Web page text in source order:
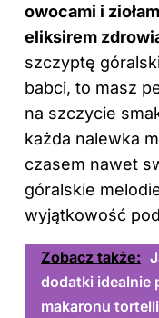
owocami i
eliksirem
szczyptę
babci, to masz
na szczycie
każda nalewka
czasem nawet
góralskie
wyjątkowość
Zobacz także:
dodatki idealnie
makaronu